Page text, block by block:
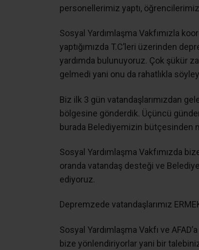
personellerimiz yaptı,
Sosyal Yardımlaşma Vakfımızla
yaptığımızda T.C’leri üzerinden
yardımda bulunuyoruz. Çok şükür
gelmedi yani onu da rahatlıkla
Biz ilk 3 gün vatandaşlarımızdan
bölgesine gönderdik. Üçüncü
burada Belediyemizin bütçesinden
Sosyal Yardımlaşma Vakfımızda
oranda vatandaş desteği ve
ediyoruz.
Depremzede vatandaşlarımız
Sosyal Yardımlaşma Vakfı ve
bize yönlendiriyorlar yani bir